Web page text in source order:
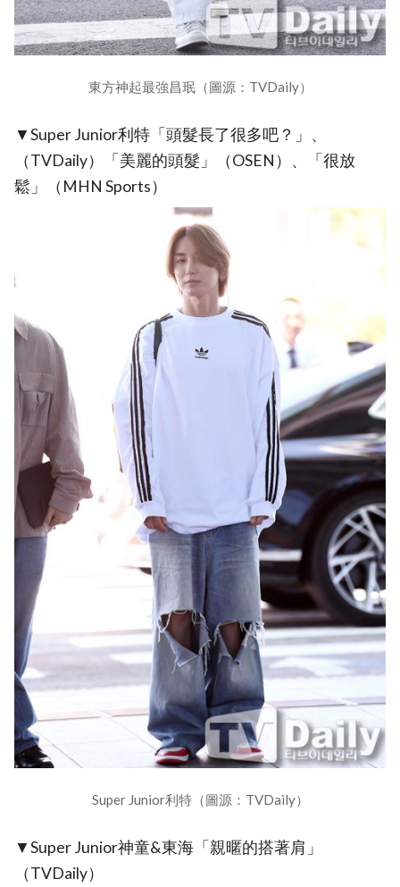
東方神起最強昌珉（圖源：TVDaily）
▼Super Junior利特「頭髮長了很多吧？」、
（TVDaily）「美麗的頭髮」（OSEN）、「很放
鬆」（MHN Sports）
Super Junior利特（圖源：TVDaily）
▼Super Junior神童&東海「親暱的搭著肩」
（TVDaily）